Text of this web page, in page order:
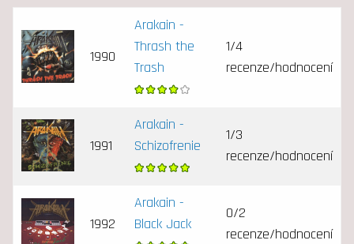
1990
Arakain -
Thrash the
Trash
1/4
recenze/hodnocení
1991
Arakain -
Schizofrenie
1/3
recenze/hodnocení
1992
Arakain -
Black Jack
0/2
recenze/hodnocení